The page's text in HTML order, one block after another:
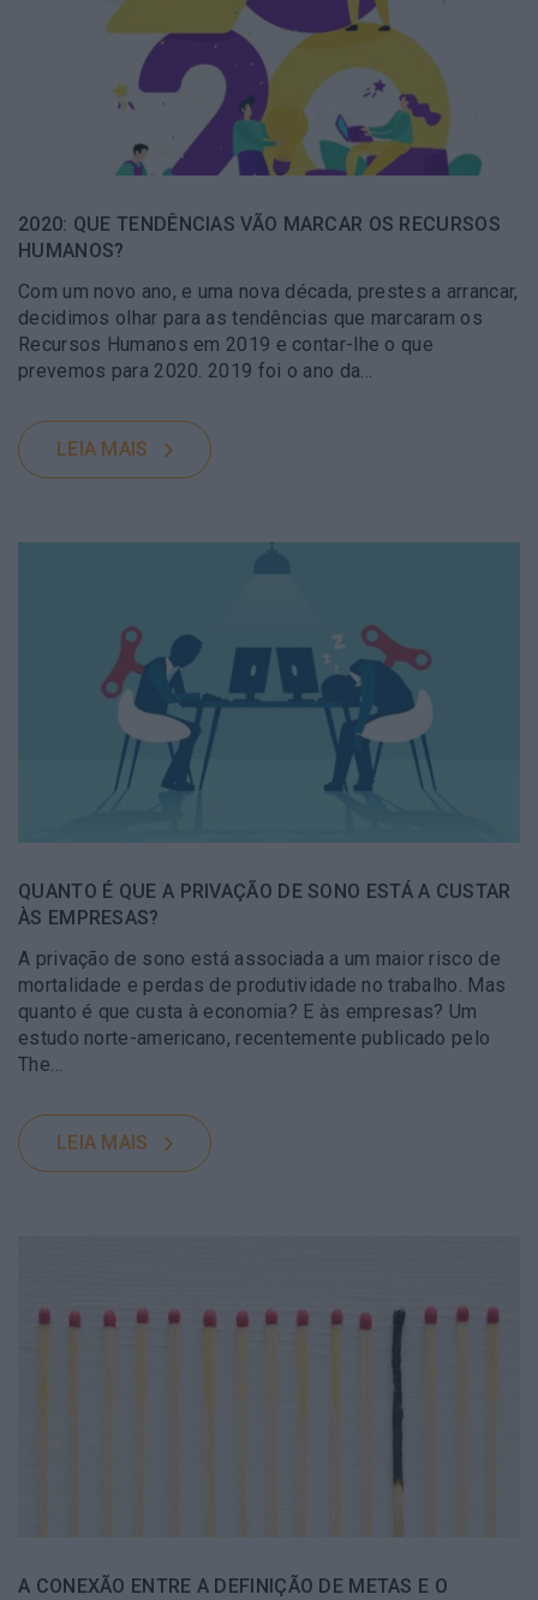
2020: QUE TENDÊNCIAS VÃO MARCAR OS RECURSOS
HUMANOS?
Com um novo ano, e uma nova década, prestes a arrancar,
decidimos olhar para as tendências que marcaram os
Recursos Humanos em 2019 e contar-lhe o que
prevemos para 2020. 2019 foi o ano da…
LEIA MAIS
QUANTO É QUE A PRIVAÇÃO DE SONO ESTÁ A CUSTAR
ÀS EMPRESAS?
A privação de sono está associada a um maior risco de
mortalidade e perdas de produtividade no trabalho. Mas
quanto é que custa à economia? E às empresas? Um
estudo norte-americano, recentemente publicado pelo
The…
LEIA MAIS
A CONEXÃO ENTRE A DEFINIÇÃO DE METAS E O